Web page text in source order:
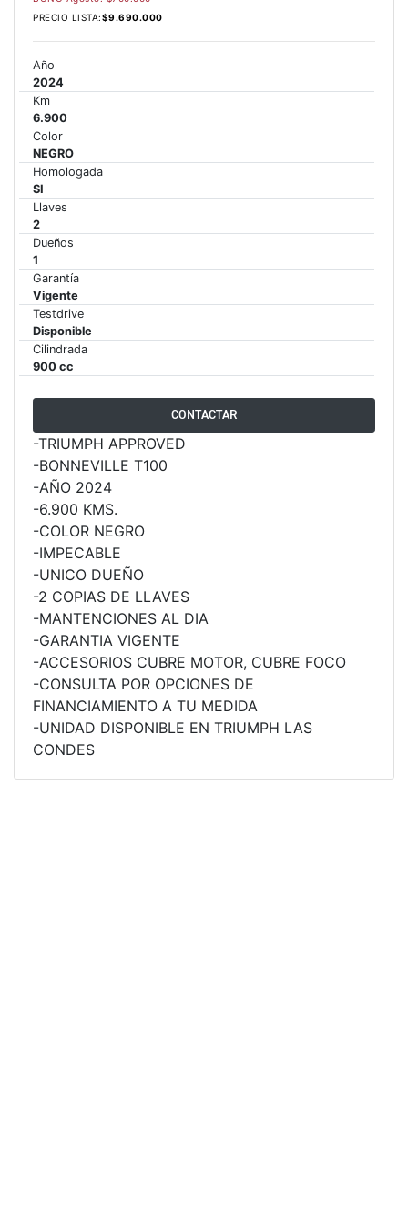
Precio desde $22.990.000
ADVENTURE
TIGER 1200 RALLY EXPLORER
ADVENTURE
Precio desde $25.990.000
TRIDENT 660
Precio desde $8.790.000
Precio desde $9.090.000
NEWDAYTONA 660
Precio desde $10.590.000
STREET TRIPLE R
Precio desde $11.690.000
NEWTRIDENT 800
Marzo JUEVES 26
ENCIENDE LA NOCHE.
& RIDE TRIUMP
PRECIO LISTA:$9.690.000
Año
2024
Km
6.900
Color
NEGRO
Homologada
SI
Llaves
2
Dueños
1
Garantía
Vigente
Testdrive
Disponible
Cilindrada
900 cc
CONTACTAR
-TRIUMPH APPROVED
-BONNEVILLE T100
-AÑO 2024
-6.900 KMS.
-COLOR NEGRO
-IMPECABLE
-UNICO DUEÑO
-2 COPIAS DE LLAVES
-MANTENCIONES AL DIA
-GARANTIA VIGENTE
-ACCESORIOS CUBRE MOTOR, CUBRE FOCO
-CONSULTA POR OPCIONES DE
FINANCIAMIENTO A TU MEDIDA
-UNIDAD DISPONIBLE EN TRIUMPH LAS
CONDES